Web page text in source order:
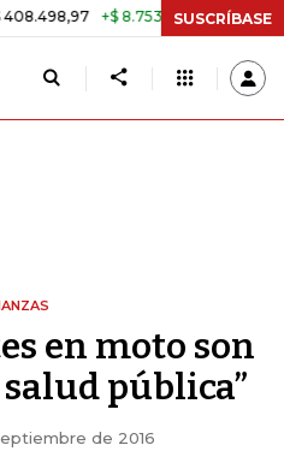
+$ 8.753,81 +2,19% TASA DE
SUSCRÍBASE
en moto son
pública”
de 2016